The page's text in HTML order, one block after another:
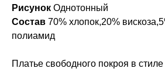
Рисунок Однотонный
Состав 70% хлопок,20%
полиамид
Платье свободного покроя в